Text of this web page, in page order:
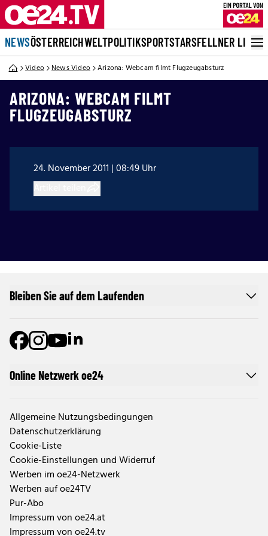
NEWSÖSTERREICHWELTPOLITIKSPORTSTARSFELLNER LIVE
Video News Video Arizona: Webcam filmt Flugzeugabsturz
ARIZONA: WEBCAM FILMT
FLUGZEUGABSTURZ
24. November 2011 | 08:49 Uhr
Online Netzwerk oe24
Allgemeine Nutzungsbedingungen
Datenschutzerklärung
Cookie-Liste
Cookie-Einstellungen und Widerruf
Werben im oe24-Netzwerk
Werben auf oe24TV
Pur-Abo
Impressum von oe24.at
Impressum von oe24.tv
Bleiben Sie auf dem Laufenden